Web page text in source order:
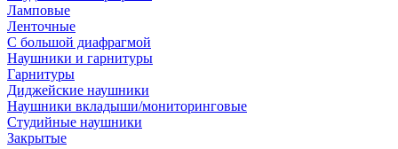
Ламповые
Ленточные
С большой диафрагмой
Наушники и гарнитуры
Гарнитуры
Диджейские наушники
Наушники вкладыши/мониторинговые
Студийные наушники
Закрытые